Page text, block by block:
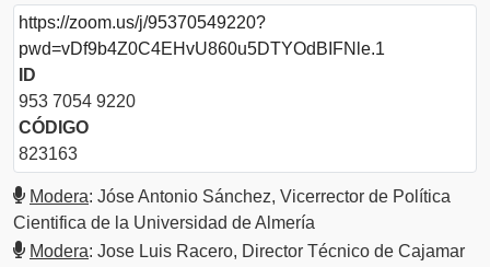
https://zoom.us/j/95370549220?
pwd=vDf9b4Z0C4EHvU860u5DTYOdBIFNle.1
ID
953 7054 9220
CÓDIGO
823163
Modera: Jóse Antonio Sánchez, Vicerrector de Política
Cientifica de la Universidad de Almería
Modera: Jose Luis Racero, Director Técnico de Cajamar